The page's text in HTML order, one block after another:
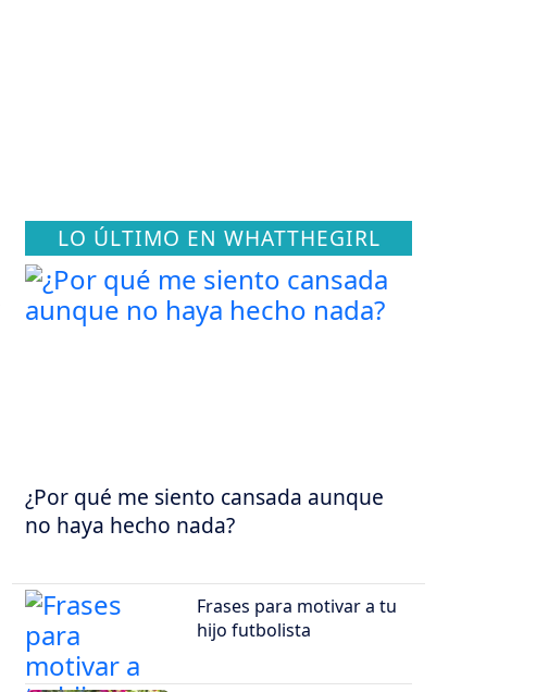
LO ÚLTIMO EN WHATTHEGIRL
¿Por qué me siento cansada aunque
no haya hecho nada?
Frases para motivar a tu
hijo futbolista